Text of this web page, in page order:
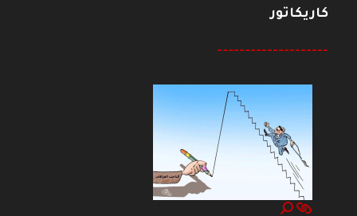
كاريكاتور
--------------------